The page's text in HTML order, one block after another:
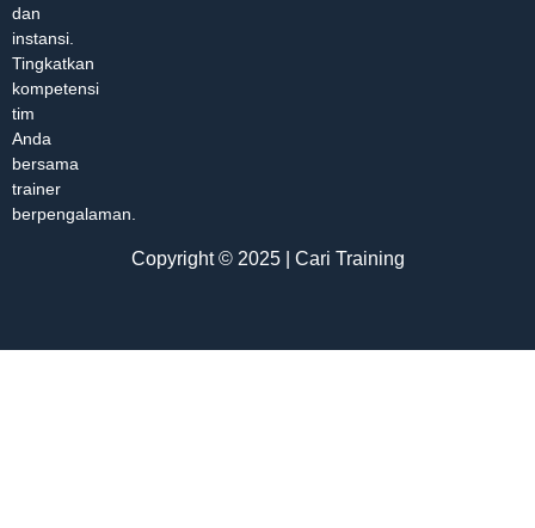
dan
instansi.
Tingkatkan
kompetensi
tim
Anda
bersama
trainer
berpengalaman.
Copyright © 2025 | Cari Training